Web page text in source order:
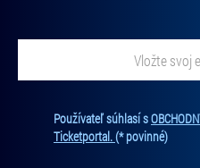
mailovú
Používateľ súhlasí s
Ticketportal.(* povinné)